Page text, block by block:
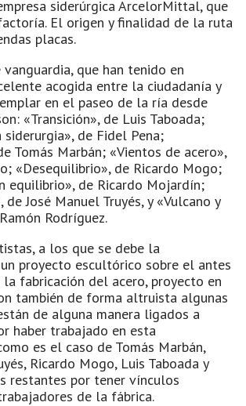
siderúrgica ArcelorMittal, que
El origen y finalidad de la ruta
placas.
vanguardia, que han tenido en
acogida entre la ciudadanía y
en el paseo de la ría desde
«Transición», de Luis Taboada;
de Fidel Pena;
Tomás Marbán; «Vientos de acero»,
«Desequilibrio», de Ricardo Mogo;
equilibrio», de Ricardo Mojardín;
de José Manuel Truyés, y «Vulcano y
Rodríguez.
a los que se debe la
proyecto escultórico sobre el antes
la fabricación del acero, proyecto en
también de forma altruista algunas
de alguna manera ligados a
haber trabajado en esta
es el caso de Tomás Marbán,
Ricardo Mogo, Luis Taboada y
restantes por tener vínculos
de la fábrica.